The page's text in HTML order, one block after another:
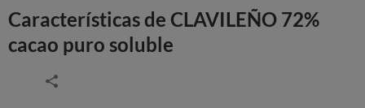
Características de CLAVILEÑO 72%
cacao puro soluble